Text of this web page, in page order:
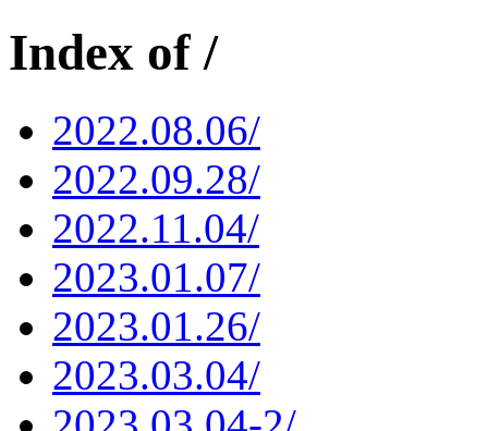
Index of /
2022.08.06/
2022.09.28/
2022.11.04/
2023.01.07/
2023.01.26/
2023.03.04/